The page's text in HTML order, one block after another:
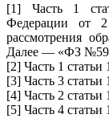
[1] Часть 1
Федерации от
рассмотрения
Далее — «ФЗ
[2] Часть 1
[3] Часть 3
[4] Часть 2
[5] Часть 4